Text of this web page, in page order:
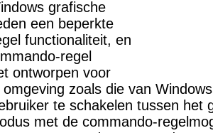
grafische
een beperkte
functionaliteit, en
regel
ontworpen voor
zoals die van
te schakelen tussen het
met de commando-